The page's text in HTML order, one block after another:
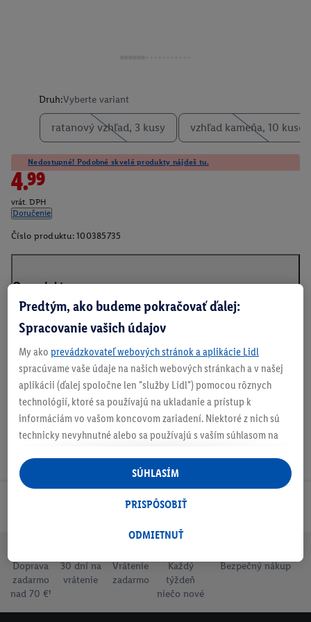
Druh:Vyberte variant
ratanový vzhľad, 3 kusy vzhľad kameňa, 10 kusov
Nedostupné! Podobné skvelé produkty nájdeš tu.
4.99
vrát. DPH
Doručenie
Číslo produktu: 100385735
O produkte
Podrobnosti o bezpečnosti produktu
Odoberaj Newsletter!
Doprava
zadarmo
nad 70 €¹
30 dní na
vrátenie
Vrátenie
zadarmo
Každý
týždeň
niečo nové
Bezpečný nákup
Predtým, ako budeme pokračovať ďalej:
Spracovanie vašich údajov
My ako prevádzkovateľ webových stránok a aplikácie Lidl
spracúvame vaše údaje na našich webových stránkach a v našej
aplikácii (ďalej spoločne len "služby Lidl") pomocou rôznych
technológií, ktoré sa používajú na ukladanie a prístup k
informáciám vo vašom koncovom zariadení. Niektoré z nich sú
technicky nevyhnutné alebo sa používajú s vaším súhlasom na
personalizovanú reklamu v rámci služieb Lidl aj mimo nich. Ak
ste účastníkom programu Lidl Plus, na tieto účely sa spracúvajú
aj údaje z vášho nákupného správania v obchode.
následne si vytvoríte účet Lidl Plus alebo sa prihlásite do svojho
tiež vytvoriť špeciálny online identifikátor z e-mailovej adresy,
ktorú tam uvediete, aby sme vás mohli rozpoznať v službách
prevádzkovaných tretími stranami a zobrazovať vám
ODMIETNUŤ
PRISPÔSOBIŤ
SÚHLASÍM